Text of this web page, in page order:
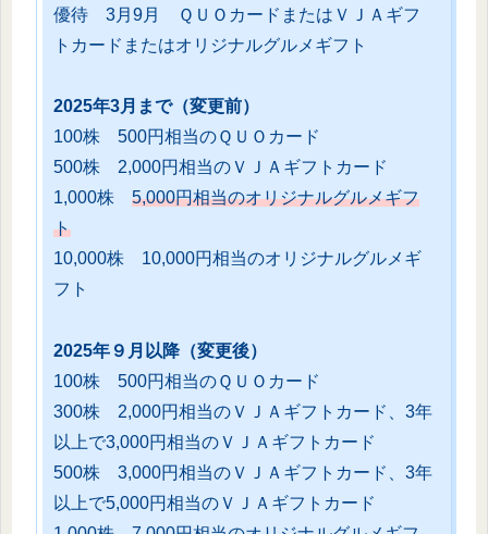
優待 3月9月 ＱＵＯカードまたはＶＪＡギフ
トカードまたはオリジナルグルメギフト
2025年3月まで（変更前）
100株 500円相当のＱＵＯカード
500株 2,000円相当のＶＪＡギフトカード
1,000株 5,000円相当のオリジナルグルメギフ
ト
10,000株 10,000円相当のオリジナルグルメギ
フト
2025年９月以降（変更後）
100株 500円相当のＱＵＯカード
300株 2,000円相当のＶＪＡギフトカード、3年
以上で3,000円相当のＶＪＡギフトカード
500株 3,000円相当のＶＪＡギフトカード、3年
以上で5,000円相当のＶＪＡギフトカード